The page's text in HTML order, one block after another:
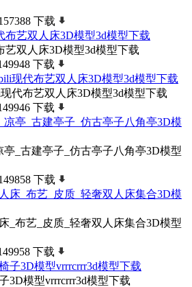
下载
艺双人床3D模型3d模型下载
下载
现代布艺双人床3D模型3d模型下载
下载
亭_古建亭子_仿古亭子八角亭3D模型
下载
_布艺_皮质_轻奢双人床集合3D模型
下载
3D模型vrrrcrrr3d模型下载